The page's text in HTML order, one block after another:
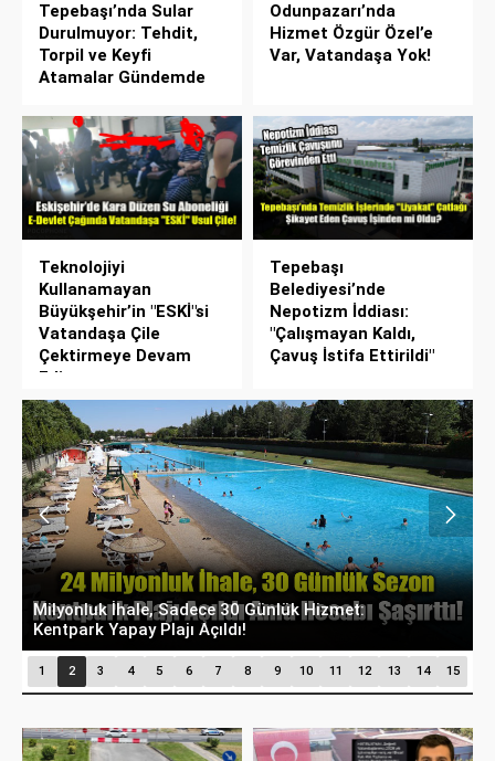
Tepebaşı’nda Sular
Durulmuyor: Tehdit,
Torpil ve Keyfi
Atamalar Gündemde
Odunpazarı’nda
Hizmet Özgür Özel’e
Var, Vatandaşa Yok!
Teknolojiyi
Kullanamayan
Büyükşehir’in "ESKİ"si
Vatandaşa Çile
Çektirmeye Devam
Ediyor
Tepebaşı
Belediyesi’nde
Nepotizm İddiası:
"Çalışmayan Kaldı,
Çavuş İstifa Ettirildi"
Meclis Üyesinden Başkan Ataç’a Zor Soru:
"Makam Aracı Eşine mi Tahsis Edildi?"
1 2 3 4 5 6 7 8 9 10 11 12 13 14 15